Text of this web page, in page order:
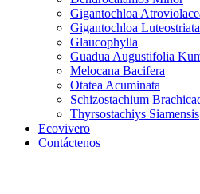
Gigantochloa
Gigantochloa Luteostriata
Glaucophylla
Guadua Augustifolia
Melocana Bacifera
Otatea Acuminata
Schizostachium
Thyrsostachiys Siamensis
Ecovivero
Contáctenos